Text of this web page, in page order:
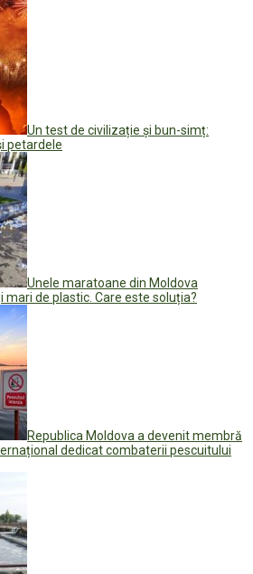
Un test de civilizație și bun-simț:
petardele
Unele maratoane din Moldova
de plastic. Care este soluția?
Republica Moldova a devenit membră
dedicat combaterii pescuitului